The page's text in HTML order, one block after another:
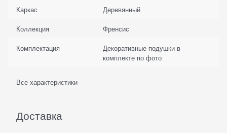
Каркас
Деревянный
Коллекция
Френсис
Комплектация
Декоративные подушки в
комплекте по фото
Все характеристики
Доставка